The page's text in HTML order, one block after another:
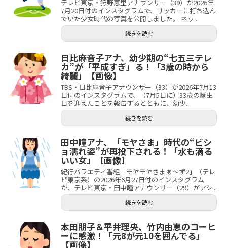
テレビ東京・狩野恵里アナウンサー（39）が2026年
7月20日付のインスタグラムで、サッカーに打ち込ん
でいた少女時代の写真を公開しました。 ネッ...
続きを読む
日比麻音子アナ、幼少期の“七五三テレ
カ”が「平成すぎ」る！「3歳の時から
綺麗」【画像】
TBS・日比麻音子アナウンサー（33）が2026年7月13
日付のインスタグラムで、（7月5日に）33歳の誕生
日を迎えたことを報告するとともに、幼少...
続きを読む
田中瞳アナ、「モヤさま」時代の“ビシ
ョ濡れ姿”が再投下される！「水も滴る
いい女」【画像】
紀行バラエティ番組「モヤモヤさまぁ～ず2」（テレ
ビ東京系）の2026年6月27日付のインスタグラム
が、テレビ東京・田中瞳アナウンサー（29）がアシ...
続きを読む
本田朋子＆平井理央、竹内由恵のコーヒ
ーに感激！「元8が元10を囲んでる」
【画像】